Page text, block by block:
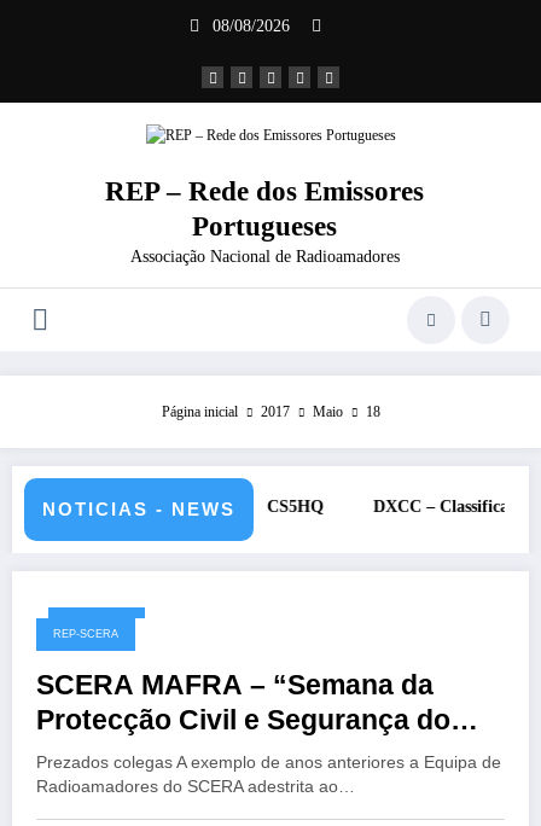
08/08/2026
REP – Rede dos Emissores
Portugueses
Associação Nacional de Radioamadores
Página inicial 2017 Maio 18
NOTICIAS - NEWS
12 de julho de 2026 – CS5HQ DXCC – Classificação estações
18/05/2017
REP-SCERA
SCERA MAFRA – “Semana da
Protecção Civil e Segurança do
Concelho”
Prezados colegas A exemplo de anos anteriores a Equipa de
Radioamadores do SCERA adestrita ao…